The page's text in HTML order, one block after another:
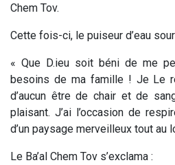
Chem Tov.
Cette fois-ci, le puiseur d’eau
« Que D.ieu soit béni de me
besoins de ma famille ! Je Le
d’aucun être de chair et de
plaisant. J’ai l’occasion de
d’un paysage merveilleux tout au
Le Ba’al Chem Tov s’exclama :